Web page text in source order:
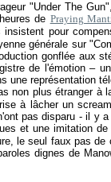
"Under The
de Praying
pour
générale sur
gonflée aux
de l'émotion –
une représentation
non plus étranger à
à lâcher un
pas disparu - il y
et une imitation
le seul faux pas de
dignes de